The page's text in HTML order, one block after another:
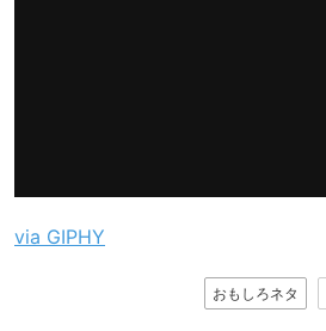
via GIPHY
おもしろネタ